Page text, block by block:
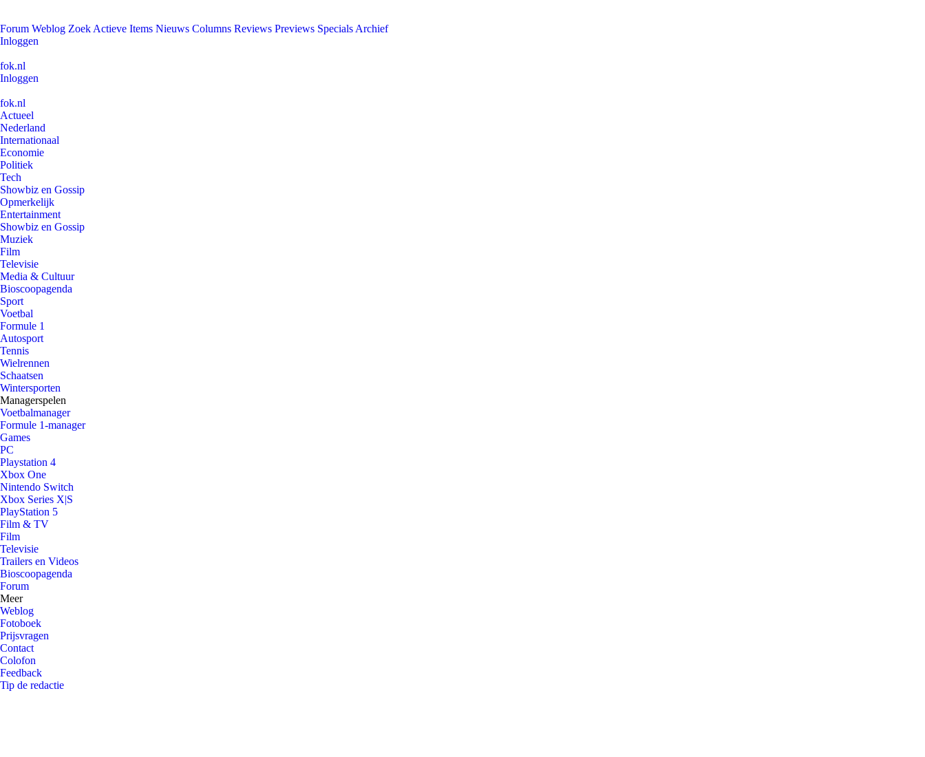
Forum Weblog Zoek Actieve Items Nieuws Columns Reviews Previews Specials Archief
Inloggen
fok.nl
Inloggen
fok.nl
Actueel
Nederland
Internationaal
Economie
Politiek
Tech
Showbiz en Gossip
Opmerkelijk
Entertainment
Showbiz en Gossip
Muziek
Film
Televisie
Media & Cultuur
Bioscoopagenda
Sport
Voetbal
Formule 1
Autosport
Tennis
Wielrennen
Schaatsen
Wintersporten
Managerspelen
Voetbalmanager
Formule 1-manager
Games
PC
Playstation 4
Xbox One
Nintendo Switch
Xbox Series X|S
PlayStation 5
Film & TV
Film
Televisie
Trailers en Videos
Bioscoopagenda
Forum
Meer
Weblog
Fotoboek
Prijsvragen
Contact
Colofon
Feedback
Tip de redactie